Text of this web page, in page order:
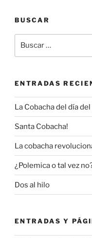
BUSCAR
por:
ENTRADAS
La Cobacha del día
Santa Cobacha!
La cobacha
¿Polemica o tal vez
Dos al hilo
ENTRADAS Y